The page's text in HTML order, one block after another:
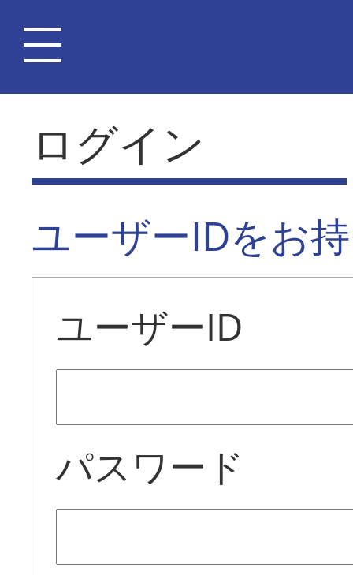
ログイン
ユーザーIDをお
ユーザーID
パスワード